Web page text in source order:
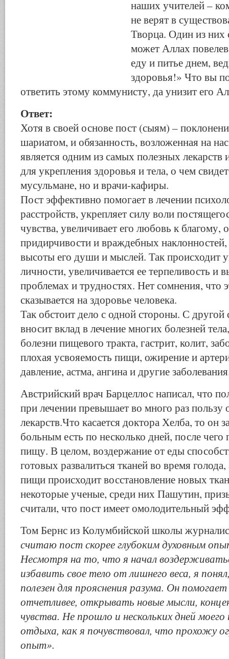
наших учителей –
не верят в
Творца. Один из них
может Аллах
еду и питье днем,
здоровья!» Что вы
ответить этому коммунисту, да унизит его
Ответ:
Хотя в своей основе пост (сыям) –
шариатом, и обязанность, возложенная на
является одним из самых полезных лекарств
для укрепления здоровья и тела, о чем
мусульмане, но и врачи-кафиры.
Пост эффективно помогает в лечении
расстройств, укрепляет силу воли
чувства, увеличивает его любовь к благому,
придирчивости и враждебных
высоты его души и мыслей. Так происходит
личности, увеличивается ее терпеливость и
проблемах и трудностях. Нет сомнения, что
сказывается на здоровье человека.
Так обстоит дело с одной стороны. С другой
вносит вклад в лечение многих болезней
болезни пищевого тракта, гастрит, колит,
плохая усвояемость пищи, ожирение и
давление, астма, ангина и другие
Австрийский врач Барцеллос написал, что
при лечении превышает во много раз пользу
лекарств.Что касается доктора Хелба, то он
больным есть по несколько дней, после
пищу. В целом, воздержание от еды
готовых развалиться тканей во время
пищи происходит восстановление новых
некоторые ученые, среди них Пашутин,
считали, что пост имеет омолодительный
Том Бернс из Колумбийской школы
считаю пост скорее глубоким духовным
Несмотря на то, что я начал
избавить свое тело от лишнего веса, я
полезен для прояснения разума. Он
отчетливее, открывать новые мысли,
чувства. Не прошло и нескольких дней
отдыха, как я почувствовал, что прохожу
опыт».